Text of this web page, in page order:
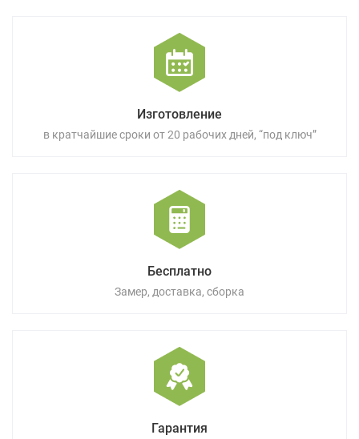
Изготовление
в кратчайшие сроки от 20 рабочих дней, “под ключ”
Бесплатно
Замер, доставка, сборка
Гарантия